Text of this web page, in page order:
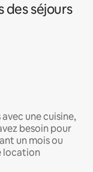
des séjours
une cuisine,
besoin pour
un mois ou
location